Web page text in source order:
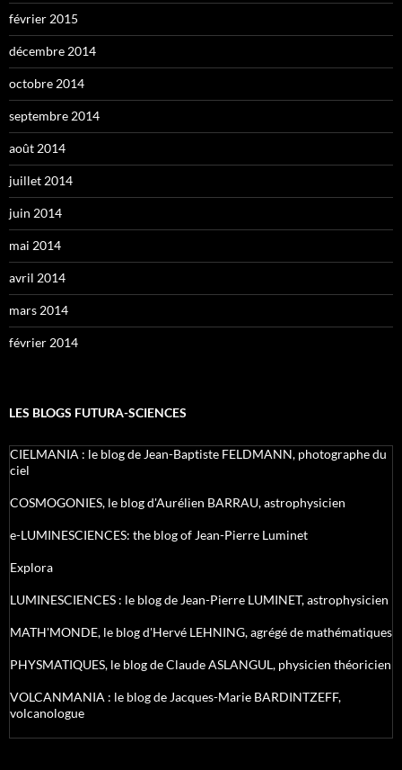
février 2015
décembre 2014
octobre 2014
septembre 2014
août 2014
juillet 2014
juin 2014
mai 2014
avril 2014
mars 2014
février 2014
LES BLOGS FUTURA-SCIENCES
CIELMANIA : le blog de Jean-Baptiste FELDMANN, photographe du
ciel
COSMOGONIES, le blog d'Aurélien BARRAU, astrophysicien
e-LUMINESCIENCES: the blog of Jean-Pierre Luminet
Explora
LUMINESCIENCES : le blog de Jean-Pierre LUMINET, astrophysicien
MATH'MONDE, le blog d'Hervé LEHNING, agrégé de mathématiques
PHYSMATIQUES, le blog de Claude ASLANGUL, physicien théoricien
VOLCANMANIA : le blog de Jacques-Marie BARDINTZEFF,
volcanologue